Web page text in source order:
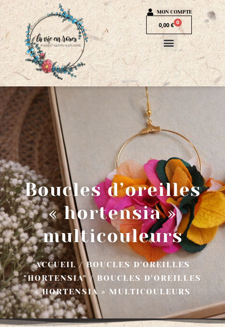
MON COMPTE
0,00 € 0
Boucles d’oreilles
« hortensia »
multicouleurs
ACCUEIL/BOUCLES D'OREILLES
"HORTENSIA"/ BOUCLES D’OREILLES
« HORTENSIA » MULTICOULEURS